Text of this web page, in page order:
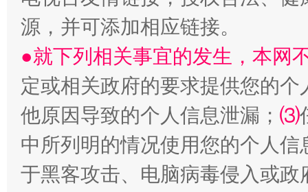
国家大学科技园优化重塑工作
源，并可添加相应链接。
●就下列相关事宜的发生，本网
定或相关政府的要求提供您的个
他原因导致的个人信息泄漏； ⑶
中所列明的情况使用您的个人
于黑客攻击、电脑病毒侵入或